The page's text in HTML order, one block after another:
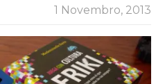
1 Novembro, 2013